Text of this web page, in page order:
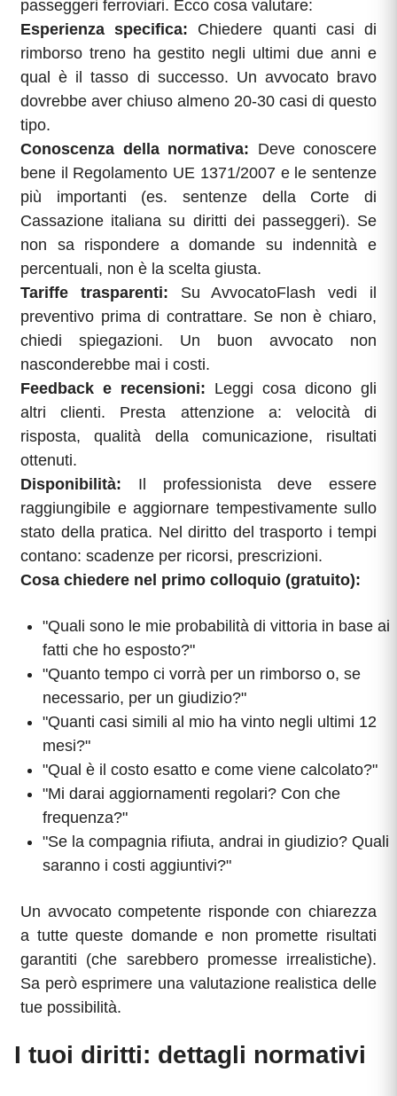
passeggeri ferroviari. Ecco cosa valutare:
Esperienza specifica: Chiedere quanti casi di
rimborso treno ha gestito negli ultimi due anni e
qual è il tasso di successo. Un avvocato bravo
dovrebbe aver chiuso almeno 20-30 casi di questo
tipo.
Conoscenza della normativa: Deve conoscere
bene il Regolamento UE 1371/2007 e le sentenze
più importanti (es. sentenze della Corte di
Cassazione italiana su diritti dei passeggeri). Se
non sa rispondere a domande su indennità e
percentuali, non è la scelta giusta.
Tariffe trasparenti: Su AvvocatoFlash vedi il
preventivo prima di contrattare. Se non è chiaro,
chiedi spiegazioni. Un buon avvocato non
nasconderebbe mai i costi.
Feedback e recensioni: Leggi cosa dicono gli
altri clienti. Presta attenzione a: velocità di
risposta, qualità della comunicazione, risultati
ottenuti.
Disponibilità: Il professionista deve essere
raggiungibile e aggiornare tempestivamente sullo
stato della pratica. Nel diritto del trasporto i tempi
contano: scadenze per ricorsi, prescrizioni.
Cosa chiedere nel primo colloquio (gratuito):
"Quali sono le mie probabilità di vittoria in base ai
fatti che ho esposto?"
"Quanto tempo ci vorrà per un rimborso o, se
necessario, per un giudizio?"
"Quanti casi simili al mio ha vinto negli ultimi 12
mesi?"
"Qual è il costo esatto e come viene calcolato?"
"Mi darai aggiornamenti regolari? Con che
frequenza?"
"Se la compagnia rifiuta, andrai in giudizio? Quali
saranno i costi aggiuntivi?"
Un avvocato competente risponde con chiarezza
a tutte queste domande e non promette risultati
garantiti (che sarebbero promesse irrealistiche).
Sa però esprimere una valutazione realistica delle
tue possibilità.
I tuoi diritti: dettagli normativi